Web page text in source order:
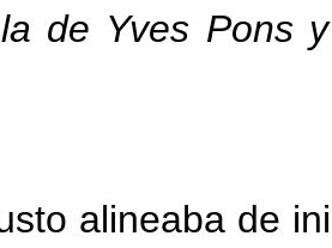
de Yves Pons
alineaba de